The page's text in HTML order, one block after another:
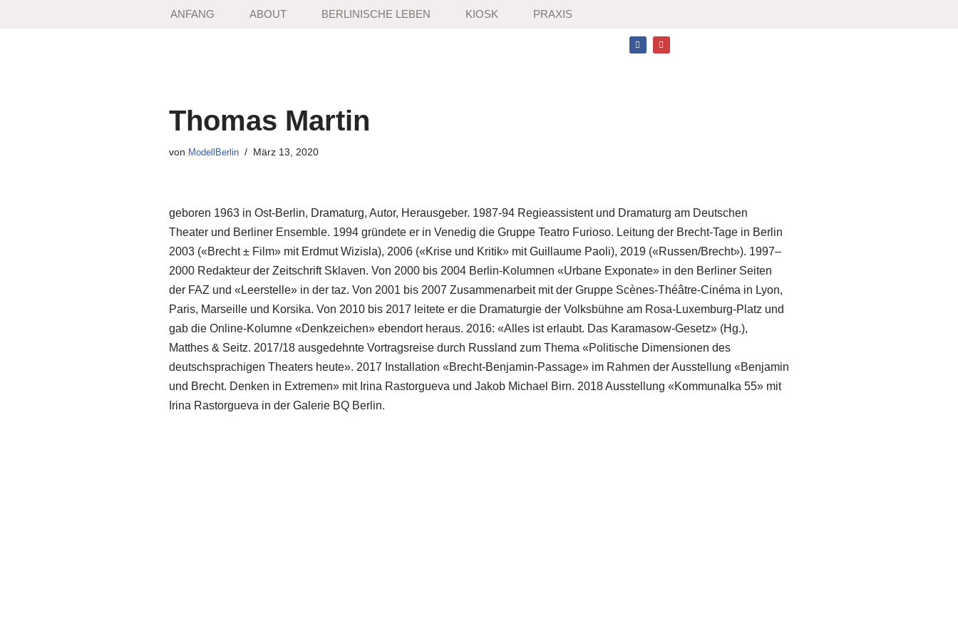
ANFANG ABOUT BERLINISCHE LEBEN KIOSK PRAXIS
Thomas Martin
von ModellBerlin März 13, 2020
geboren 1963 in Ost-Berlin, Dramaturg, Autor, Herausgeber. 1987-94 Regieassistent und Dramaturg am Deutschen
Theater und Berliner Ensemble. 1994 gründete er in Venedig die Gruppe Teatro Furioso. Leitung der Brecht-Tage in Berlin
2003 («Brecht ± Film» mit Erdmut Wizisla), 2006 («Krise und Kritik» mit Guillaume Paoli), 2019 («Russen/Brecht»). 1997–
2000 Redakteur der Zeitschrift Sklaven. Von 2000 bis 2004 Berlin-Kolumnen «Urbane Exponate» in den Berliner Seiten
der FAZ und «Leerstelle» in der taz. Von 2001 bis 2007 Zusammenarbeit mit der Gruppe Scènes-Théâtre-Cinéma in Lyon,
Paris, Marseille und Korsika. Von 2010 bis 2017 leitete er die Dramaturgie der Volksbühne am Rosa-Luxemburg-Platz und
gab die Online-Kolumne «Denkzeichen» ebendort heraus. 2016: «Alles ist erlaubt. Das Karamasow-Gesetz» (Hg.),
Matthes & Seitz. 2017/18 ausgedehnte Vortragsreise durch Russland zum Thema «Politische Dimensionen des
deutschsprachigen Theaters heute». 2017 Installation «Brecht-Benjamin-Passage» im Rahmen der Ausstellung «Benjamin
und Brecht. Denken in Extremen» mit Irina Rastorgueva und Jakob Michael Birn. 2018 Ausstellung «Kommunalka 55» mit
Irina Rastorgueva in der Galerie BQ Berlin.